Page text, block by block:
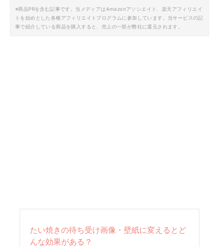
※商品PRを含む記事です。当メディアはAmazonアソシエイト、楽天アフィリエイ
トを始めとした各種アフィリエイトプログラムに参加しています。当サービスの記
事で紹介している商品を購入すると、売上の一部が弊社に還元されます。
たい焼きの待ち受け画像・壁紙に変えるとど
んな効果がある？